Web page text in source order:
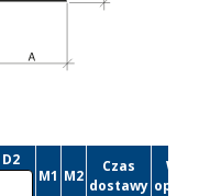
D2
M1 M2
Czas
dostawy